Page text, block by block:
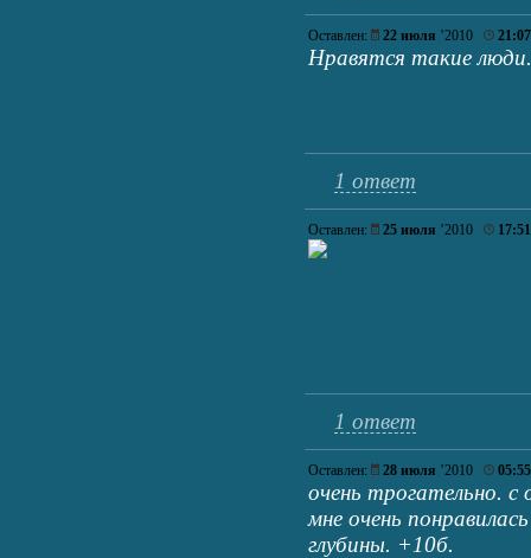
Оставлен: 22 июля ’2010 21:07
Нравятся такие
1 ответ
Оставлен: 25 июля ’2010 17:51
1 ответ
Оставлен: 28 июля ’2010 05:55
очень трогательно. с
мне очень
глубины. +10б.